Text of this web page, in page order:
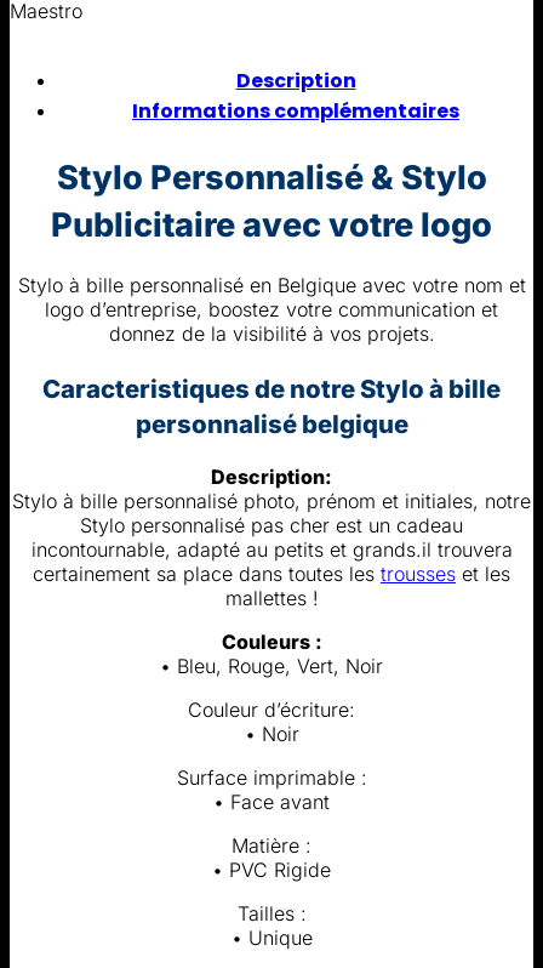
Maestro
Description
Informations complémentaires
Stylo Personnalisé & Stylo
Publicitaire avec votre logo
Stylo à bille personnalisé en Belgique avec votre nom et
logo d’entreprise, boostez votre communication et
donnez de la visibilité à vos projets.
Caracteristiques de notre Stylo à bille
personnalisé belgique
Description:
Stylo à bille personnalisé photo, prénom et initiales, notre
Stylo personnalisé pas cher est un cadeau
incontournable, adapté au petits et grands.il trouvera
certainement sa place dans toutes les trousses et les
mallettes !
Couleurs :
• Bleu, Rouge, Vert, Noir
Couleur d’écriture:
• Noir
Surface imprimable :
• Face avant
Matière :
• PVC Rigide
Tailles :
• Unique